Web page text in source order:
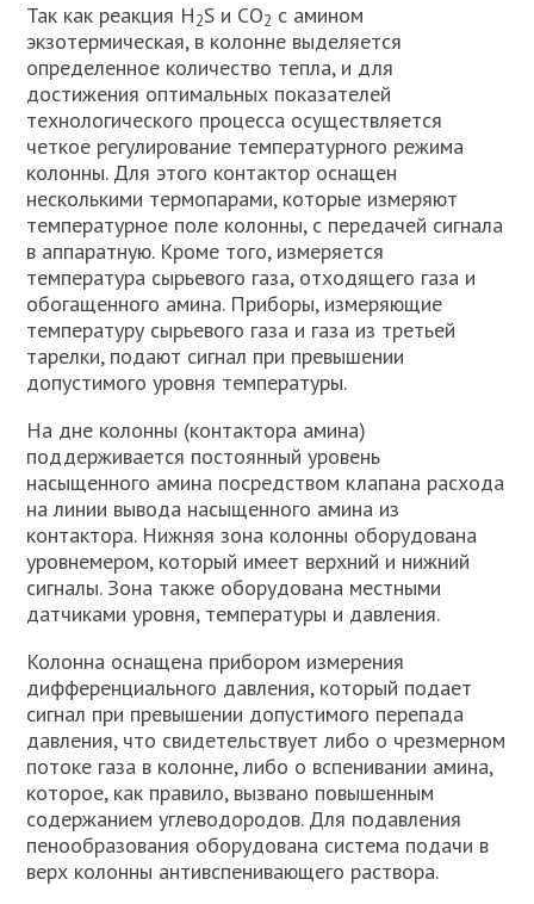
Так как реакция H2S и CO2 с амином
экзотермическая, в колонне выделяется
определенное количество тепла, и для
достижения оптимальных показателей
технологического процесса осуществляется
четкое регулирование температурного режима
колонны. Для этого контактор оснащен
несколькими термопарами, которые измеряют
температурное поле колонны, с передачей сигнала
в аппаратную. Кроме того, измеряется
температура сырьевого газа, отходящего газа и
обогащенного амина. Приборы, измеряющие
температуру сырьевого газа и газа из третьей
тарелки, подают сигнал при превышении
допустимого уровня температуры.
На дне колонны (контактора амина)
поддерживается постоянный уровень
насыщенного амина посредством клапана расхода
на линии вывода насыщенного амина из
контактора. Нижняя зона колонны оборудована
уровнемером, который имеет верхний и нижний
сигналы. Зона также оборудована местными
датчиками уровня, температуры и давления.
Колонна оснащена прибором измерения
дифференциального давления, который подает
сигнал при превышении допустимого перепада
давления, что свидетельствует либо о чрезмерном
потоке газа в колонне, либо о вспенивании амина,
которое, как правило, вызвано повышенным
содержанием углеводородов. Для подавления
пенообразования оборудована система подачи в
верх колонны антивспенивающего раствора.